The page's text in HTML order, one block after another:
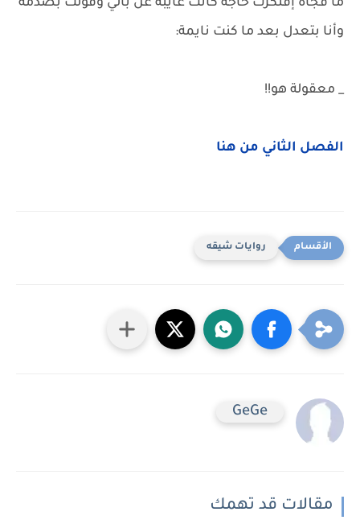
ما فجأة إفتكرت حاجة كانت غايبة عن بالي وقولت بصدمة
وأنا بتعدل بعد ما كنت نايمة:
_ معقولة هو!!
الفصل الثاني من هنا
روايات شيقه
GeGe
مقالات قد تهمك